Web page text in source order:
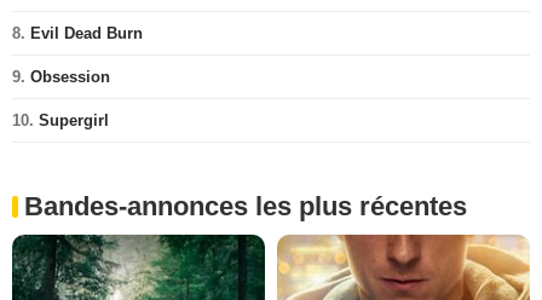
8. Evil Dead Burn
9. Obsession
10. Supergirl
Bandes-annonces les plus récentes